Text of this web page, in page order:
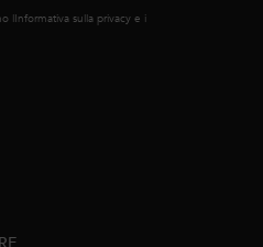
lInformativa sulla privacy e i